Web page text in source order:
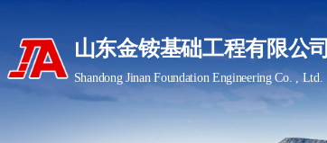
山东金铵基础工程有限公司
Shandong Jinan Foundation Engineering Co. , Ltd.